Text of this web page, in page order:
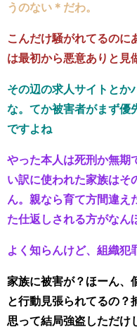
うのない＊だわ。
こんだけ騒がれてるのに
は最初から悪意ありと見
その辺の求人サイトとか
な。てか被害者がまず優
ですよね
やった本人は死刑か無期
い訳に使われた家族はそ
ん。親なら育て方間違え
た仕返しされる方がなん
よく知らんけど、組織
家族に被害が？ほーん、
と行動見張られてるの？
思って結局強盗しただけ